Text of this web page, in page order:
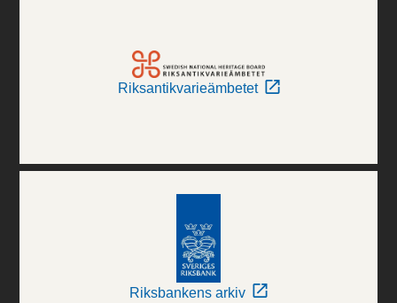
Riksantikvarieämbetet
Riksbankens arkiv